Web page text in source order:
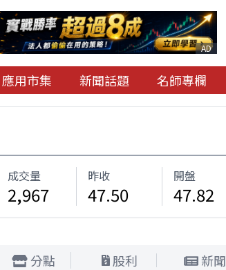
AD
應用市集 新聞話題 名師專欄
成交量
2,967
昨收
47.50
開盤
47.82
分點 股利 新聞